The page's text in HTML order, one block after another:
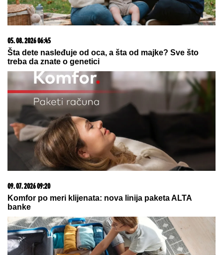
03. 08. 2026 07:31
25.000 kupaca već kupuje uz PerSu Extra. A ti? Saznaj
više
05. 08. 2026 06:45
Šta dete nasleđuje od oca, a šta od majke? Sve što
treba da znate o genetici